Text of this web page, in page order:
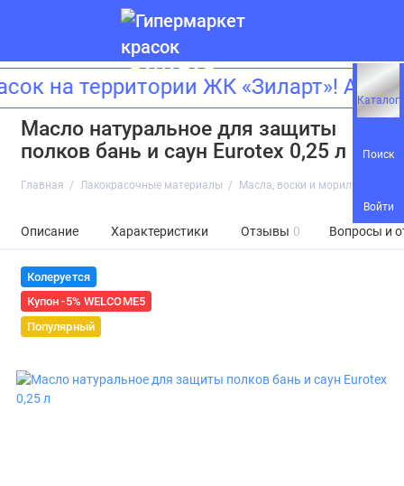
Каталог
Поиск
Войти
на территории ЖК «Зиларт»!
Масло натуральное для защиты
полков бань и саун Eurotex 0,25 л
Главная Лакокрасочные материалы Масла, воски и морилки
Описание Характеристики Отзывы 0 Вопросы и
Колеруется
Купон -5% WELCOME5
Популярный